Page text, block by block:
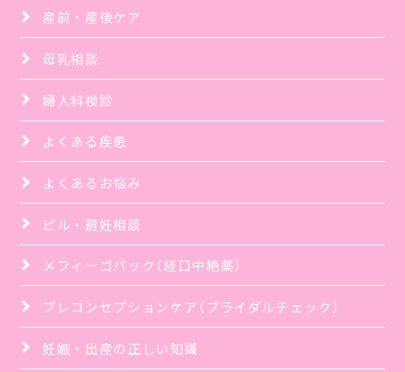
産前・産後ケア
母乳相談
婦人科検診
よくある疾患
よくあるお悩み
ピル・避妊相談
メフィーゴパック（経口中絶薬）
プレコンセプションケア（ブライダルチェック）
妊娠・出産の正しい知識